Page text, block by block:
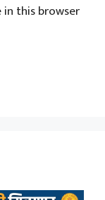
in this browser